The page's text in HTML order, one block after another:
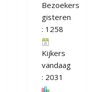
Bezoekers
gisteren
: 1258
Kijkers
vandaag
: 2031